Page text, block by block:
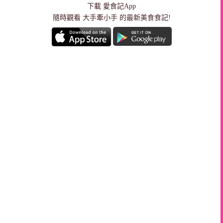
下載 愛食記App
隨時觀看 大手牽小手 的最新美食食記!